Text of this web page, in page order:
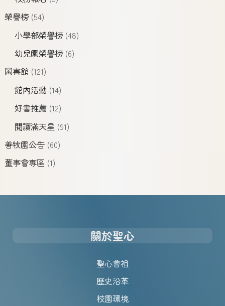
榮譽榜(54)
小學部榮譽榜(48)
幼兒園榮譽榜(6)
圖書館(121)
館內活動 (14)
好書推薦(12)
閱讀滿天星 (91)
善牧園公告(60)
董事會專區 (1)
關於聖心
聖心會祖
歷史沿革
校園環境